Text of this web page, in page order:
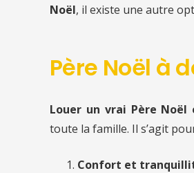
Noël, il existe une autre
Père Noël à
Louer un vrai Père Noël
toute la famille. Il s’agit
Confort et